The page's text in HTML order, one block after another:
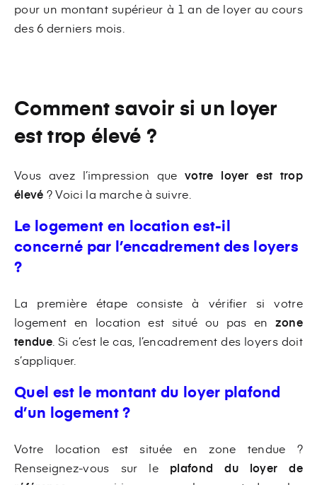
pour un montant supérieur à 1 an de loyer au cours
des 6 derniers mois.
Comment savoir si un loyer
est trop élevé ?
Vous avez l’impression quevotre loyer est trop
élevé ? Voici la marche à suivre.
Le logement en location est-il
concerné par l’encadrement des loyers
?
La première étape consiste à vérifier si votre
logement en location est situé ou pas en zone
tendue. Si c’est le cas, l’encadrement des loyers doit
s’appliquer.
Quel est le montant du loyer plafond
d’un logement ?
Votre location est située en zone tendue ?
Renseignez-vous sur le plafond du loyer de